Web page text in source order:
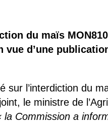
des OGM ?
du maïs
vue d’une
sur l’interdiction du
le ministre de
la Commission a